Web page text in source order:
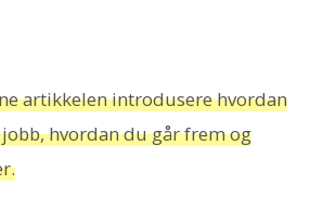
artikkelen introdusere hvordan
hvordan du går frem og